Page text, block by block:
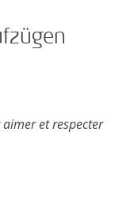
et respecter